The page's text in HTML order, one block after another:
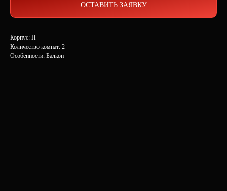
ОСТАВИТЬ ЗАЯВКУ
Корпус: П
Количество комнат: 2
Особенности: Балкон